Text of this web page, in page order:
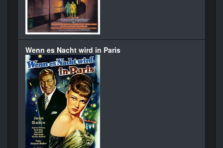
Wenn es Nacht wird in Paris